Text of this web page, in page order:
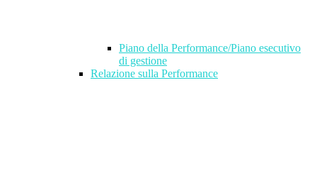
Piano della Performance/Piano esecutivo
di gestione
Relazione sulla Performance